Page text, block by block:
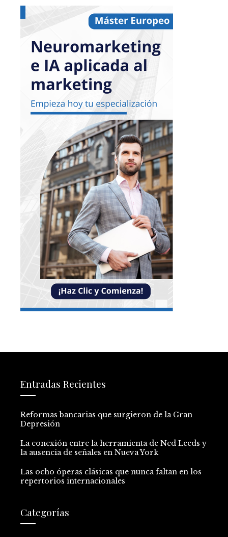
Entradas Recientes
Reformas bancarias que surgieron de la Gran
Depresión
La conexión entre la herramienta de Ned Leeds y
la ausencia de señales en Nueva York
Las ocho óperas clásicas que nunca faltan en los
repertorios internacionales
Categorías